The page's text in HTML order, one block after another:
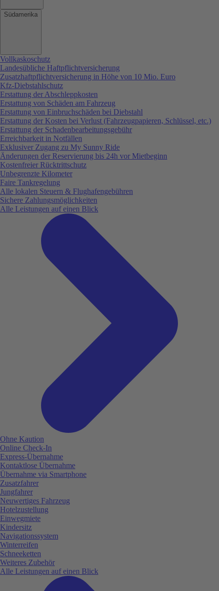
Südamerika
Vollkaskoschutz
Landesübliche Haftpflichtversicherung
Zusatzhaftpflichtversicherung in Höhe von 10 Mio. Euro
Kfz-Diebstahlschutz
Erstattung der Abschleppkosten
Erstattung von Schäden am Fahrzeug
Erstattung von Einbruchschäden bei Diebstahl
Erstattung der Kosten bei Verlust (Fahrzeugpapieren, Schlüssel, etc.)
Erstattung der Schadenbearbeitungsgebühr
Erreichbarkeit in Notfällen
Exklusiver Zugang zu My Sunny Ride
Änderungen der Reservierung bis 24h vor Mietbeginn
Kostenfreier Rücktrittschutz
Unbegrenzte Kilometer
Faire Tankregelung
Alle lokalen Steuern & Flughafengebühren
Sichere Zahlungsmöglichkeiten
Alle Leistungen auf einen Blick
Ohne Kaution
Online Check-In
Express-Übernahme
Kontaktlose Übernahme
Übernahme via Smartphone
Zusatzfahrer
Jungfahrer
Neuwertiges Fahrzeug
Hotelzustellung
Einwegmiete
Kindersitz
Navigationssystem
Winterreifen
Schneeketten
Weiteres Zubehör
Alle Leistungen auf einen Blick